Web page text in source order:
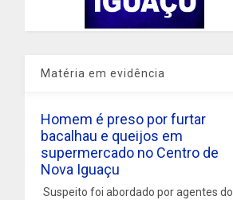
Matéria em evidência
Homem é preso por furtar
bacalhau e queijos em
supermercado no Centro de
Nova Iguaçu
Suspeito foi abordado por agentes do